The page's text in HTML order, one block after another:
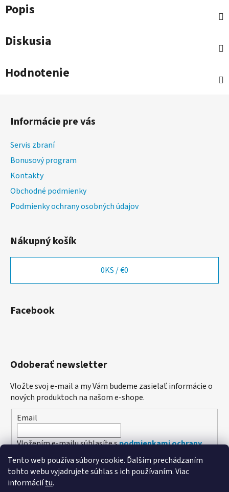
Tento web používa súbory cookie. Ďalším prechádzaním
tohto webu vyjadrujete súhlas s ich používaním. Viac
informáciítu.
Popis
Diskusia
Hodnotenie
Informácie pre vás
Servis zbraní
Bonusový program
Kontakty
Obchodné podmienky
Podmienky ochrany osobných údajov
Nákupný košík
0KS /€0
Facebook
Odoberať newsletter
Vložte svoj e-mail a my Vám budeme zasielať informácie o
nových produktoch na našom e-shope.
Email
Vložením e-mailu súhlasíte spodmienkami ochrany
osobných údajov
PRIHLÁSIŤ SA